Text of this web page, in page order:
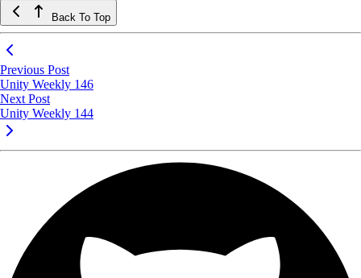
Back To Top
Previous Post
Unity Weekly 146
Next Post
Unity Weekly 144